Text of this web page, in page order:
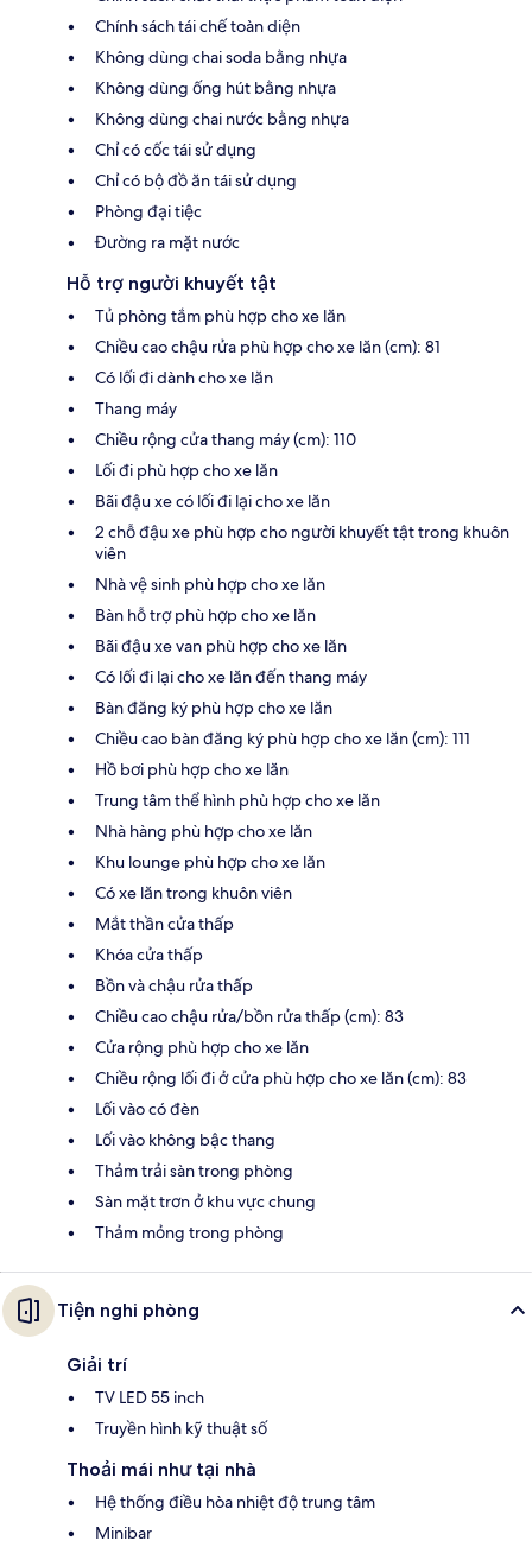
Chính sách tái chế toàn diện
Không dùng chai soda bằng nhựa
Không dùng ống hút bằng nhựa
Không dùng chai nước bằng nhựa
Chỉ có cốc tái sử dụng
Chỉ có bộ đồ ăn tái sử dụng
Phòng đại tiệc
Đường ra mặt nước
Hỗ trợ người khuyết tật
Tủ phòng tắm phù hợp cho xe lăn
Chiều cao chậu rửa phù hợp cho xe lăn (cm): 81
Có lối đi dành cho xe lăn
Thang máy
Chiều rộng cửa thang máy (cm): 110
Lối đi phù hợp cho xe lăn
Bãi đậu xe có lối đi lại cho xe lăn
2 chỗ đậu xe phù hợp cho người khuyết tật trong khuôn
viên
Nhà vệ sinh phù hợp cho xe lăn
Bàn hỗ trợ phù hợp cho xe lăn
Bãi đậu xe van phù hợp cho xe lăn
Có lối đi lại cho xe lăn đến thang máy
Bàn đăng ký phù hợp cho xe lăn
Chiều cao bàn đăng ký phù hợp cho xe lăn (cm): 111
Hồ bơi phù hợp cho xe lăn
Trung tâm thể hình phù hợp cho xe lăn
Nhà hàng phù hợp cho xe lăn
Khu lounge phù hợp cho xe lăn
Có xe lăn trong khuôn viên
Mắt thần cửa thấp
Khóa cửa thấp
Bồn và chậu rửa thấp
Chiều cao chậu rửa/bồn rửa thấp (cm): 83
Cửa rộng phù hợp cho xe lăn
Chiều rộng lối đi ở cửa phù hợp cho xe lăn (cm): 83
Lối vào có đèn
Lối vào không bậc thang
Thảm trải sàn trong phòng
Sàn mặt trơn ở khu vực chung
Thảm mỏng trong phòng
Tiện nghi phòng
Giải trí
TV LED 55 inch
Truyền hình kỹ thuật số
Thoải mái như tại nhà
Hệ thống điều hòa nhiệt độ trung tâm
Minibar